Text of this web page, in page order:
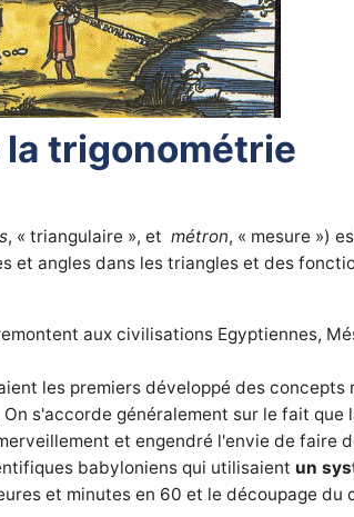
trigonométrie
, « triangulaire », et métron, « mesure »)
et angles dans les triangles et des
aux civilisations Egyptiennes,
les premiers développé des
s'accorde généralement sur le fait
et engendré l'envie de faire
babyloniens qui utilisaient un
et minutes en 60 et le découpage du